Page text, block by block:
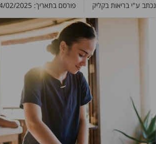
נכתב ע"י בריאות בקליק פורסם בתאריך: 02/2025